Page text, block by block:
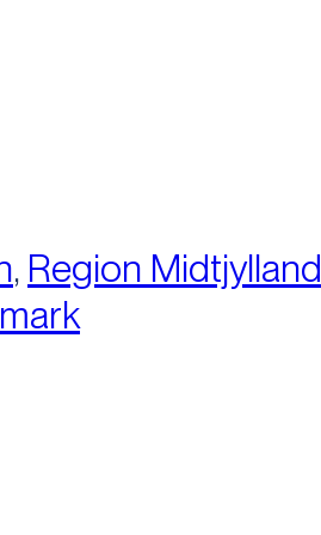
, Region Midtjylland